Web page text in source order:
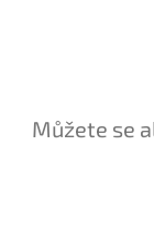
Můžete se